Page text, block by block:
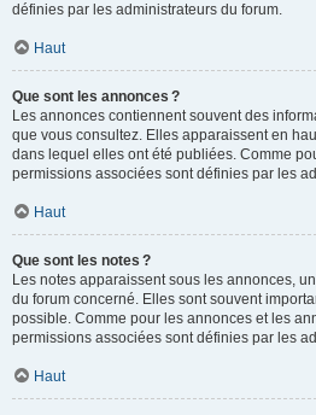
définies par les administrateurs du forum.
Haut
Que sont les annonces ?
Les annonces contiennent souvent des
que vous consultez. Elles apparaissent en
dans lequel elles ont été publiées. Comme
permissions associées sont définies par les
Haut
Que sont les notes ?
Les notes apparaissent sous les annonces,
du forum concerné. Elles sont souvent
possible. Comme pour les annonces et les
permissions associées sont définies par les
Haut